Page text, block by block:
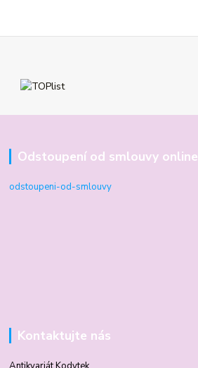
Odstoupení od smlouvy online
odstoupeni-od-smlouvy
Kontaktujte nás